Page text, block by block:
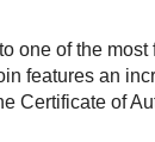
one of the most
features an
Certificate of